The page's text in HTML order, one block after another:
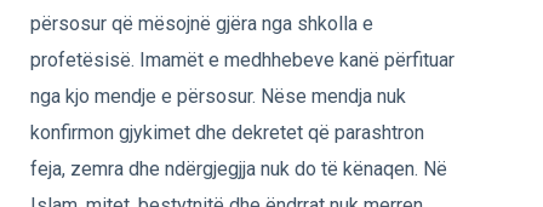
përsosur që mësojnë gjëra nga shkolla e
profetësisë. Imamët e medhhebeve kanë përfituar
nga kjo mendje e përsosur. Nëse mendja nuk
konfirmon gjykimet dhe dekretet që parashtron
feja, zemra dhe ndërgjegjja nuk do të kënaqen. Në